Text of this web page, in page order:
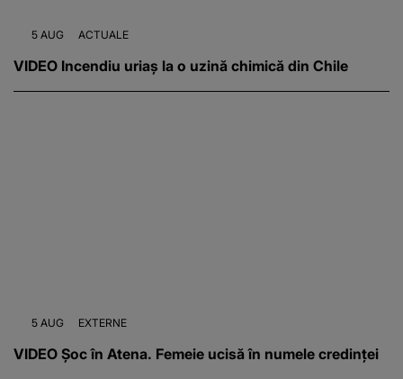
5 AUG ACTUALE
VIDEO Incendiu uriaș la o uzină chimică din Chile
5 AUG EXTERNE
VIDEO Șoc în Atena. Femeie ucisă în numele credinței